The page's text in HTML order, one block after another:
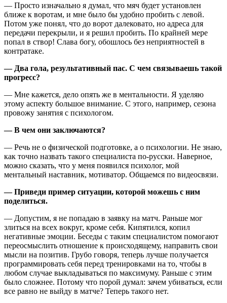
— Просто изначально я думал, что мяч будет установлен
ближе к воротам, и мне было бы удобно пробить с левой.
Потом уже понял, что до ворот далековато, но адреса для
передачи перекрыли, и я решил пробить. По крайней мере
попал в створ! Слава богу, обошлось без неприятностей в
контратаке.
— Два гола, результативный пас. С чем связываешь такой
прогресс?
— Мне кажется, дело опять же в ментальности. Я уделяю
этому аспекту большое внимание. С этого, например, сезона
провожу занятия с психологом.
— В чем они заключаются?
— Речь не о физической подготовке, а о психологии. Не знаю,
как точно назвать такого специалиста по-русски. Наверное,
можно сказать, что у меня появился психолог, мой
ментальный наставник, мотиватор. Общаемся по видеосвязи.
— Приведи пример ситуации, которой можешь с ним
поделиться.
— Допустим, я не попадаю в заявку на матч. Раньше мог
злиться на всех вокруг, кроме себя. Кипятился, копил
негативные эмоции. Беседы с таким специалистом помогают
переосмыслить отношение к происходящему, направить свои
мысли на позитив. Грубо говоря, теперь лучше получается
программировать себя перед тренировками на то, чтобы в
любом случае выкладываться по максимуму. Раньше с этим
было сложнее. Потому что порой думал: зачем убиваться, если
все равно не выйду в матче? Теперь такого нет.